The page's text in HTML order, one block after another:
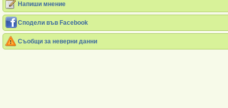
Напиши мнение
Сподели във Facebook
Съобщи за неверни данни